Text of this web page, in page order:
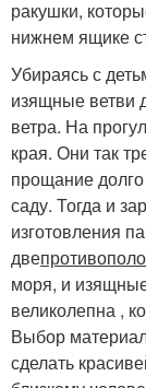
ракушки,
нижнем ящике
Убираясь с
изящные ветви
ветра. На
края. Они так
прощание
саду. Тогда и
изготовления
две
моря, и
великолепна ,
Выбор
сделать